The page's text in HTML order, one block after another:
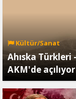
Kültür/Sanat
Ahıska Türkleri
AKM'de açılıyor